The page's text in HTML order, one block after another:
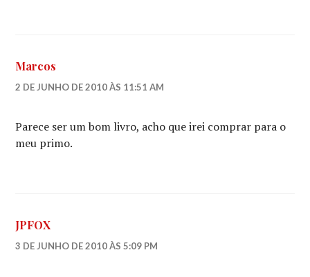
Marcos
2 DE JUNHO DE 2010 ÀS 11:51 AM
Parece ser um bom livro, acho que irei comprar para o
meu primo.
JPFOX
3 DE JUNHO DE 2010 ÀS 5:09 PM